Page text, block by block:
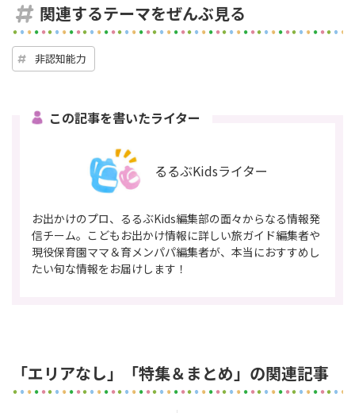
関連するテーマをぜんぶ見る
非認知能力
この記事を書いたライター
るるぶKidsライター
お出かけのプロ、るるぶKids編集部の面々からなる情報発
信チーム。こどもお出かけ情報に詳しい旅ガイド編集者や
現役保育園ママ＆育メンパパ編集者が、本当におすすめし
たい旬な情報をお届けします！
「エリアなし」「特集＆まとめ」の関連記事